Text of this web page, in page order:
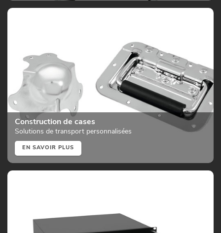
Construction de cases
Solutions de transport personnalisées
EN SAVOIR PLUS